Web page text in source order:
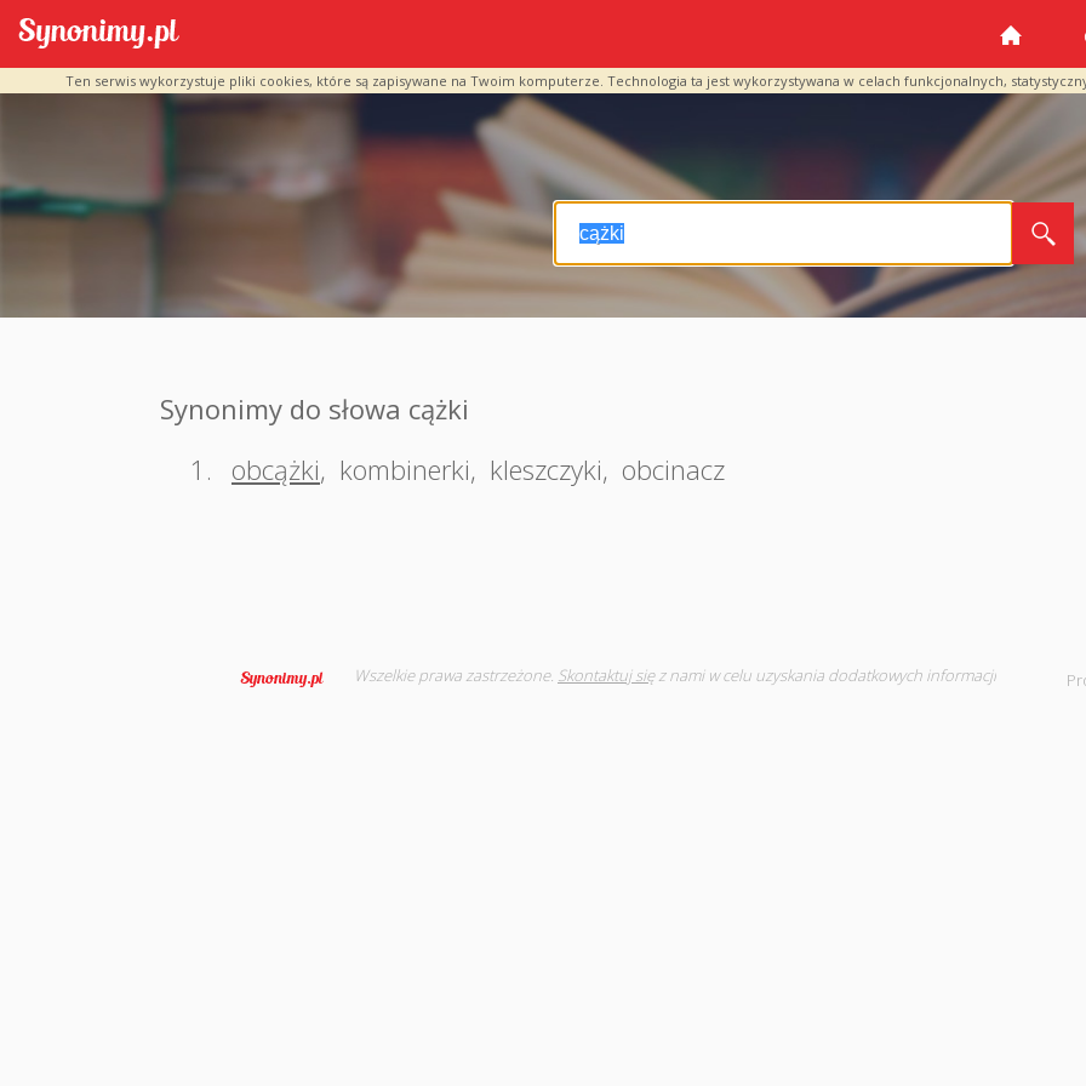
Ten serwis wykorzystuje pliki cookies, które są zapisywane na Twoim komputerze. Technologia ta jest wykorzystywana w celach funkcjonalnych,
Synonimy do słowa cążki
1.
obcążki, kombinerki, kleszczyki, obcinacz
Wszelkie prawa zastrzeżone. Skontaktuj sięz nami w celu uzyskania dodatkowych informacji